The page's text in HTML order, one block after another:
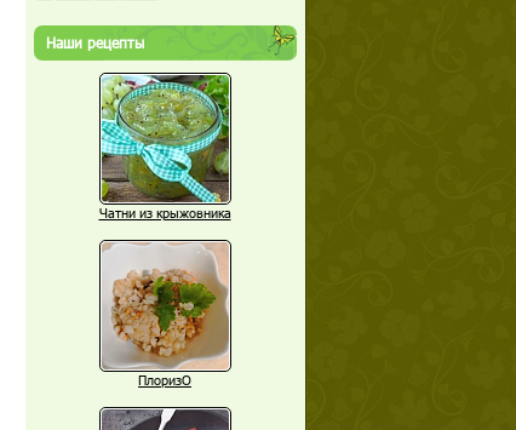
Наши рецепты
Чатни из крыжовника
ПлоризО